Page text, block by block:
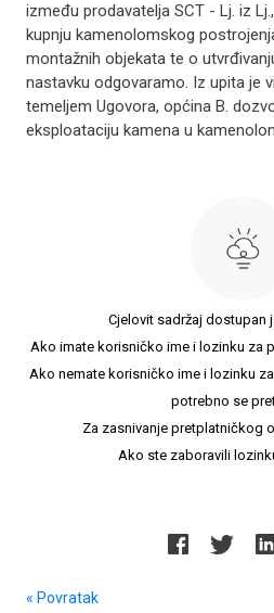
između prodavatelja SCT - Lj. iz
kupnju kamenolomskog
montažnih objekata te o
nastavku odgovaramo. Iz upita je
temeljem Ugovora, općina B.
eksploataciju kamena u
Cjelovit sadržaj dostupan
Ako imate korisničko ime i lozinku za
Ako nemate korisničko ime i lozinku
potrebno se
Za zasnivanje pretplatničkog
Ako ste zaboravili
« Povratak